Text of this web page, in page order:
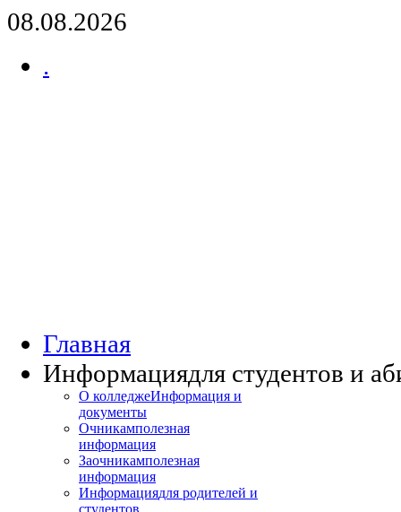
08.08.2026
.
Главная
Информациядля студентов и
О колледжеИнформация и
документы
Очникамполезная
информация
Заочникамполезная
информация
Информациядля родителей и
студентов